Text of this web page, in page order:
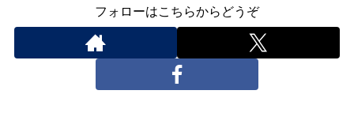
フォローはこちらからどうぞ